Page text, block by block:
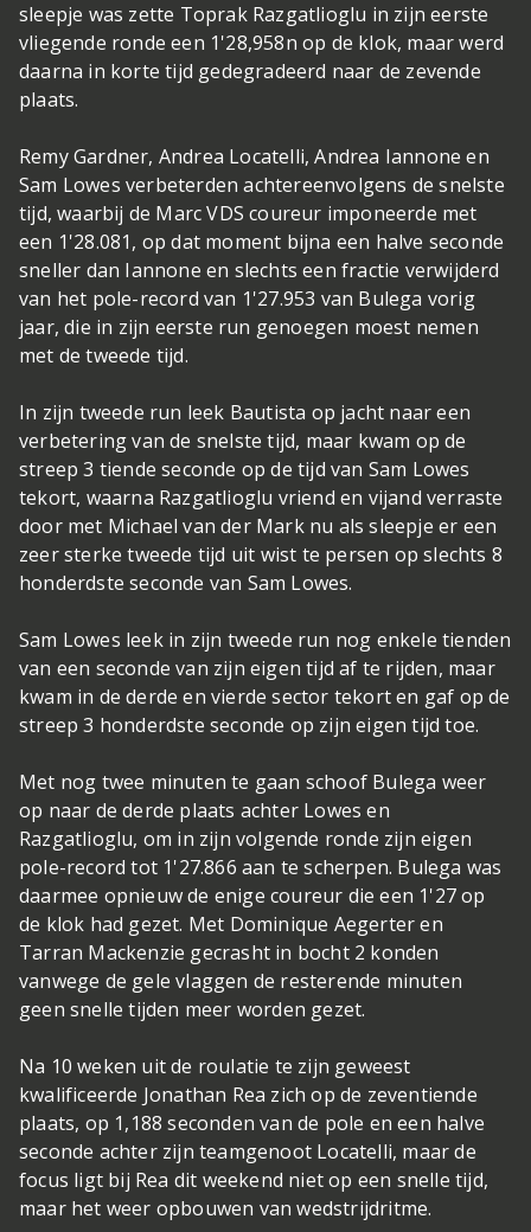
sleepje was zette Toprak Razgatlioglu in zijn eerste
vliegende ronde een 1'28,958n op de klok, maar werd
daarna in korte tijd gedegradeerd naar de zevende
plaats.
Remy Gardner, Andrea Locatelli, Andrea Iannone en
Sam Lowes verbeterden achtereenvolgens de snelste
tijd, waarbij de Marc VDS coureur imponeerde met
een 1'28.081, op dat moment bijna een halve seconde
sneller dan Iannone en slechts een fractie verwijderd
van het pole-record van 1'27.953 van Bulega vorig
jaar, die in zijn eerste run genoegen moest nemen
met de tweede tijd.
In zijn tweede run leek Bautista op jacht naar een
verbetering van de snelste tijd, maar kwam op de
streep 3 tiende seconde op de tijd van Sam Lowes
tekort, waarna Razgatlioglu vriend en vijand verraste
door met Michael van der Mark nu als sleepje er een
zeer sterke tweede tijd uit wist te persen op slechts 8
honderdste seconde van Sam Lowes.
Sam Lowes leek in zijn tweede run nog enkele tienden
van een seconde van zijn eigen tijd af te rijden, maar
kwam in de derde en vierde sector tekort en gaf op de
streep 3 honderdste seconde op zijn eigen tijd toe.
Met nog twee minuten te gaan schoof Bulega weer
op naar de derde plaats achter Lowes en
Razgatlioglu, om in zijn volgende ronde zijn eigen
pole-record tot 1'27.866 aan te scherpen. Bulega was
daarmee opnieuw de enige coureur die een 1'27 op
de klok had gezet. Met Dominique Aegerter en
Tarran Mackenzie gecrasht in bocht 2 konden
vanwege de gele vlaggen de resterende minuten
geen snelle tijden meer worden gezet.
Na 10 weken uit de roulatie te zijn geweest
kwalificeerde Jonathan Rea zich op de zeventiende
plaats, op 1,188 seconden van de pole en een halve
seconde achter zijn teamgenoot Locatelli, maar de
focus ligt bij Rea dit weekend niet op een snelle tijd,
maar het weer opbouwen van wedstrijdritme.